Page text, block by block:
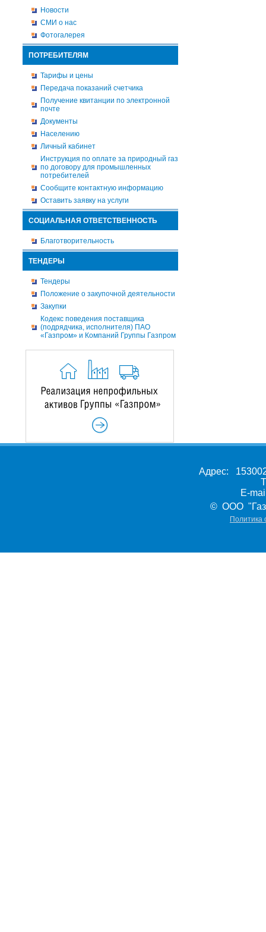
Новости
СМИ о нас
Фотогалерея
ПОТРЕБИТЕЛЯМ
Тарифы и цены
Передача показаний счетчика
Получение квитанции по электронной
почте
Документы
Населению
Личный кабинет
Инструкция по оплате за природный газ
по договору для промышленных
потребителей
Сообщите контактную информацию
Оставить заявку на услуги
СОЦИАЛЬНАЯ ОТВЕТСТВЕННОСТЬ
Благотворительность
ТЕНДЕРЫ
Тендеры
Положение о закупочной деятельности
Закупки
Кодекс поведения поставщика
(подрядчика, исполнителя) ПАО
«Газпром» и Компаний Группы Газпром
Адрес:
E-
© ООО
Политика